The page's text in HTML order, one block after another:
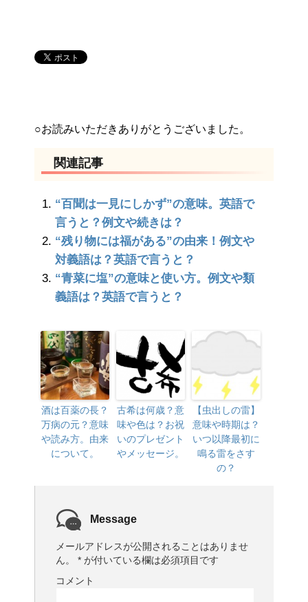
○お読みいただきありがとうございました。
関連記事
“百聞は一見にしかず”の意味。英語で
言うと？例文や続きは？
“残り物には福がある”の由来！例文や
対義語は？英語で言うと？
“青菜に塩”の意味と使い方。例文や類
義語は？英語で言うと？
酒は百薬の長？
万病の元？意味
や読み方。由来
について。
古希は何歳？意
味や色は？お祝
いのプレゼント
やメッセージ。
【虫出しの雷】
意味や時期は？
いつ以降最初に
鳴る雷をさす
の？
Message
メールアドレスが公開されることはありませ
ん。
* が付いている欄は必須項目です
コメント